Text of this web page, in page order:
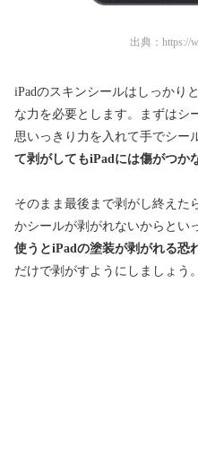
出典： https://
iPadのスキンシールはしっかり
な力を必要とします。まずはシ
思いっきり力を入れて手でシー
て剥がしてもiPadには傷がつか
そのまま最後まで剥がし終えた
かシールが剥がれないからとい
使うとiPadの塗装が剥がれる恐
だけで剥がすようにしましょう。